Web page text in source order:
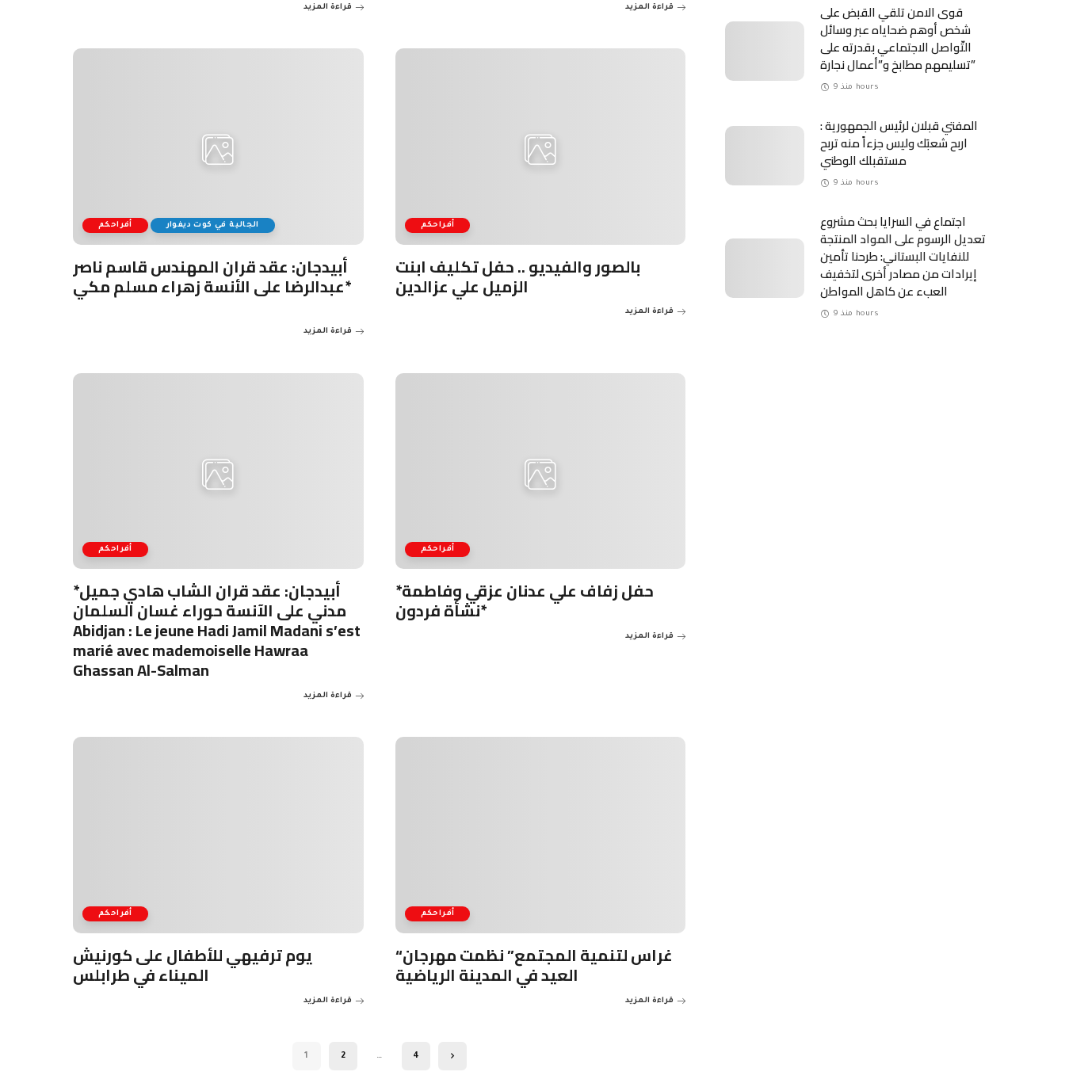
قراءة المزيد قراءة المزيد
أفراحكم الجالية في كوت ديفوار
أبيدجان: عقد قران المهندس قاسم ناصر
عبدالرضا على الأنسة زهراء مسلم مكي*
قراءة المزيد
أفراحكم
بالصور والفيديو .. حفل تكليف ابنت
الزميل علي عزالدين
قراءة المزيد
أفراحكم
*أبيدجان: عقد قران الشاب هادي جميل
مدني على الآنسة حوراء غسان السلمان
Abidjan : Le jeune Hadi Jamil Madani s’est
marié avec mademoiselle Hawraa
Ghassan Al-Salman
قراءة المزيد
أفراحكم
*حفل زفاف علي عدنان عزقي وفاطمة
نشأة فردون*
قراءة المزيد
أفراحكم
يوم ترفيهي للأطفال على كورنيش
الميناء في طرابلس
قراءة المزيد
أفراحكم
“غراس لتنمية المجتمع” نظمت مهرجان
العيد في المدينة الرياضية
قراءة المزيد
1 2 … 4
قوى الامن تلقي القبض على
شخص أوهم ضحاياه عبر وسائل
التّواصل الاجتماعي بقدرته على
تسليمهم مطابخ و”أعمال نجارة”
منذ 9 hours
المفتي قبلان لرئيس الجمهورية :
اربح شعبَك وليس جزءاً منه تربح
مستقبلك الوطني
منذ 9 hours
اجتماع في السرايا بحث مشروع
تعديل الرسوم على المواد المنتجة
للنفايات البستاني: طرحنا تأمين
إيرادات من مصادر أخرى لتخفيف
العبء عن كاهل المواطن
منذ 9 hours